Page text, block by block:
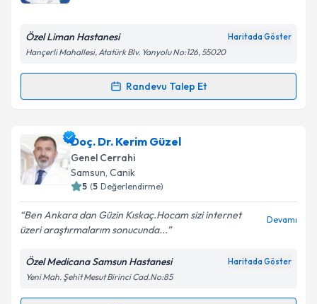
Özel Liman Hastanesi Haritada Göster
Hançerli Mahallesi, Atatürk Blv. Yanyolu No:126, 55020
Randevu Talep Et
Randevu Takvimi Talebi
Dr. Aytaç Emre Kocaoğluiçin randevu takvimi talebi
oluşturun. Size bu uzmandan randevu almanız için bir
takvim hazırlandığında e-posta ile bilgilendireceğiz.
Kişisel verilerimin işlenmesine ilişkin
Aydınlatma
Metni'ni okudum ve kişisel verilerimin belirtilen
kapsamda işlenmesini kabul ediyorum.
Doç. Dr. Kerim Güzel
Genel Cerrahi
Samsun, Canik
5 (5 Değerlendirme)
Ben Ankara dan Güzin Kıskaç.Hocam sizi internet
üzeri araştırmalarım sonucunda...
Devamı
Özel Medicana Samsun Hastanesi Haritada Göster
Yeni Mah. Şehit Mesut Birinci Cad.No:85